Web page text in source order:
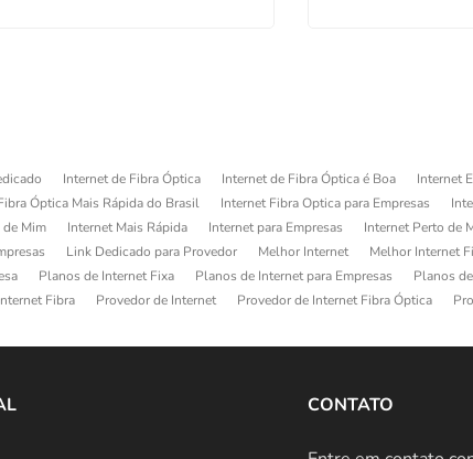
Internet de Fibra Óptica Internet de Fibra Óptica é Boa
Internet
Óptica Mais Rápida do Brasil Internet Fibra Optica para Empresas
de Mim Internet Mais Rápida Internet para Empresas Internet Perto de
Link Dedicado para Provedor Melhor Internet
Melhor Internet
Planos de Internet Fixa Planos de Internet para Empresas
Planos
Fibra Provedor de Internet Provedor de Internet Fibra Óptica
CONTATO